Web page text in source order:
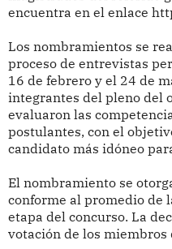
encuentra en el enlace
Los nombramientos se
proceso de entrevistas
16 de febrero y el 24 de
integrantes del pleno del
evaluaron las
postulantes, con el
candidato más idóneo
El nombramiento se
conforme al promedio de
etapa del concurso. La
votación de los miembros